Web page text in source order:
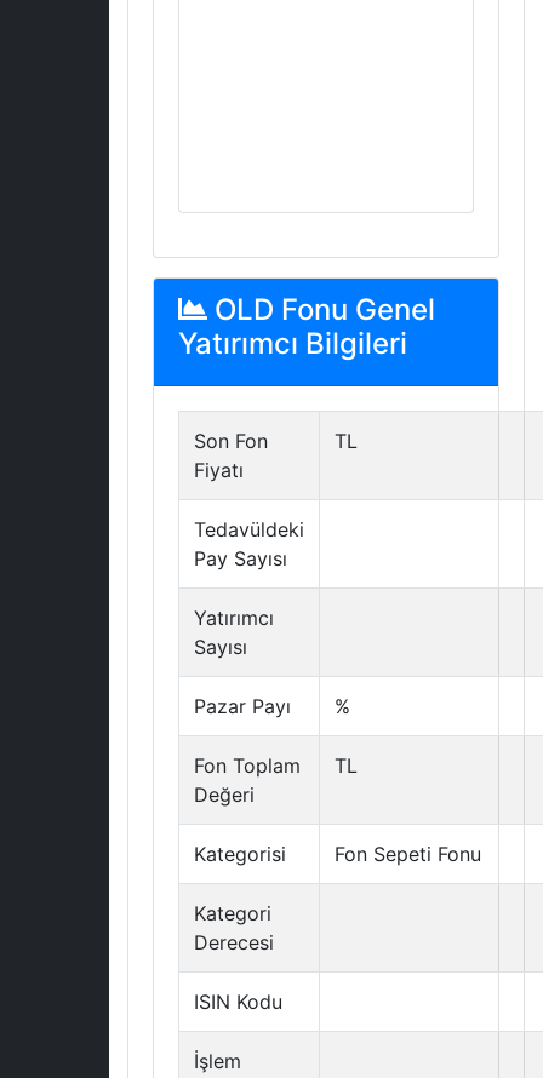
OLD Fonu Genel
Yatırımcı Bilgileri
Son Fon
Fiyatı
TL
Tedavüldeki
Pay Sayısı
Yatırımcı
Sayısı
Pazar Payı %
Fon Toplam
Değeri
TL
Kategorisi Fon Sepeti Fonu
Kategori
Derecesi
ISIN Kodu
İşlem